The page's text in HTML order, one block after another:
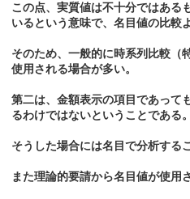
この点、実質値は不十分ではある
いるという意味で、名目値の比較
そのため、一般的に時系列比較（
使用される場合が多い。
第二は、金額表示の項目であって
るわけではないということである。
そうした場合には名目で分析する
また理論的要請から名目値が使用